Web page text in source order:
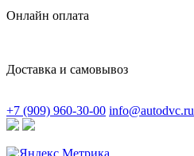
Онлайн оплата
Доставка и самовывоз
+7 (909) 960-30-00 info@autodvc.ru